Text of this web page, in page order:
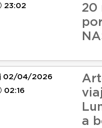
23:02
20
02/04/2026
02:16
a